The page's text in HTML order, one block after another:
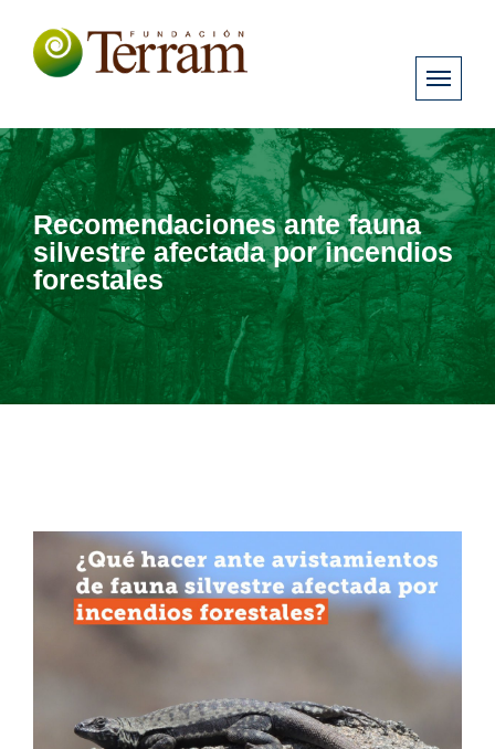
Recomendaciones ante fauna
silvestre afectada por incendios
forestales